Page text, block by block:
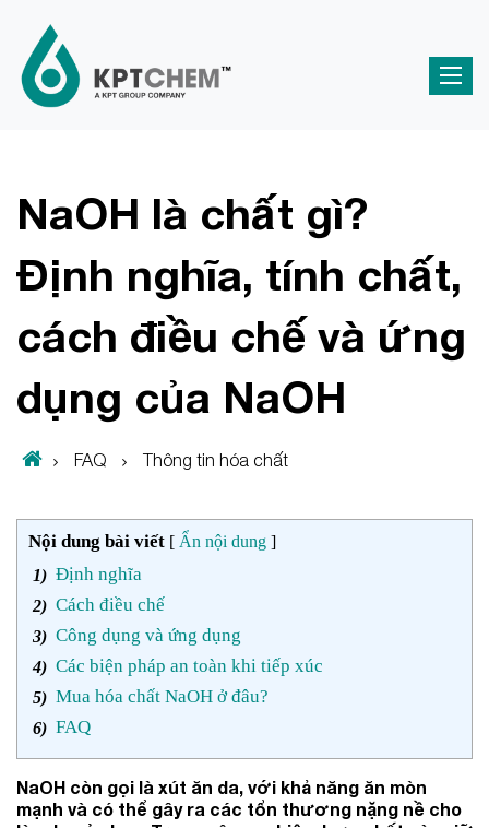
NaOH là chất gì?
Định nghĩa, tính chất,
cách điều chế và ứng
dụng của NaOH
FAQ Thông tin hóa chất
Nội dung bài viết [ Ẩn nội dung ]
Định nghĩa
Cách điều chế
Công dụng và ứng dụng
Các biện pháp an toàn khi tiếp xúc
Mua hóa chất NaOH ở đâu?
FAQ
NaOH còn gọi là xút ăn da, với khả năng ăn mòn
mạnh và có thể gây ra các tổn thương nặng nề cho